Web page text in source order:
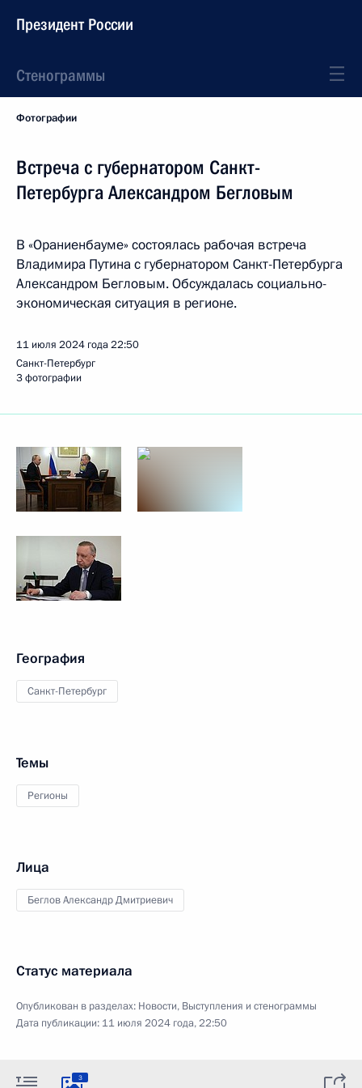
Президент России
Стенограммы
Фотографии
Встреча с губернатором Санкт-
Петербурга Александром Бегловым
В «Ораниенбауме» состоялась рабочая встреча
Владимира Путина с губернатором Санкт-Петербурга
Александром Бегловым. Обсуждалась социально-
экономическая ситуация в регионе.
11 июля 2024 года22:50
Санкт-Петербург
3 фотографии
География
Санкт-Петербург
Темы
Регионы
Лица
Беглов Александр Дмитриевич
Статус материала
Опубликован в разделах: Новости, Выступления и стенограммы
Дата публикации: 11 июля 2024 года, 22:50
3